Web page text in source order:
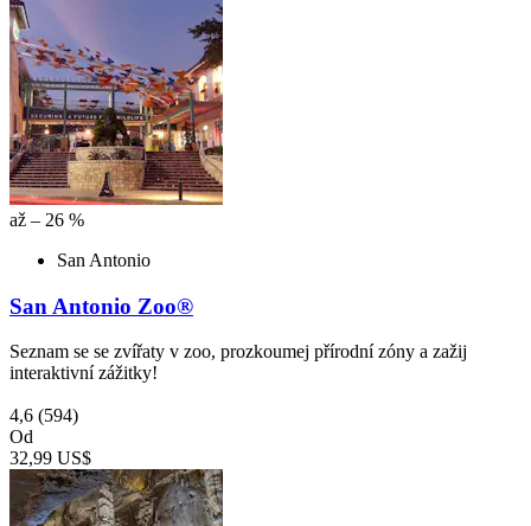
až – 26 %
San Antonio
San Antonio Zoo®
Seznam se se zvířaty v zoo, prozkoumej přírodní zóny a zažij
interaktivní zážitky!
4,6 (594)
Od
32,99 US$